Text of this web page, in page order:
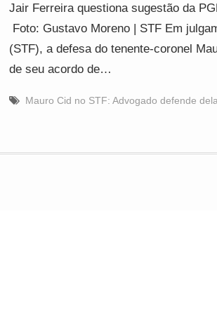
Jair Ferreira questiona sugestão da
Foto: Gustavo Moreno | STF Em
(STF), a defesa do tenente-coronel
de seu acordo de…
Mauro Cid no STF: Advogado defende